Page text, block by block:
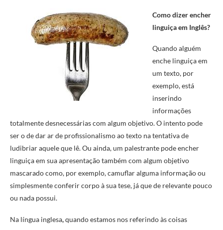
Como dizer encher
linguiça em Inglês?
Quando alguém
enche linguiça em
um texto, por
exemplo, está
inserindo
informações
totalmente desnecessárias com algum objetivo. O intento pode
ser o de dar ar de profissionalismo ao texto na tentativa de
ludibriar aquele que lê. Ou ainda, um palestrante pode encher
linguiça em sua apresentação também com algum objetivo
mascarado como, por exemplo, camuflar alguma informação ou
simplesmente conferir corpo à sua tese, já que de relevante pouco
ou nada possui.
Na língua inglesa,quando estamos nos referindo às coisas